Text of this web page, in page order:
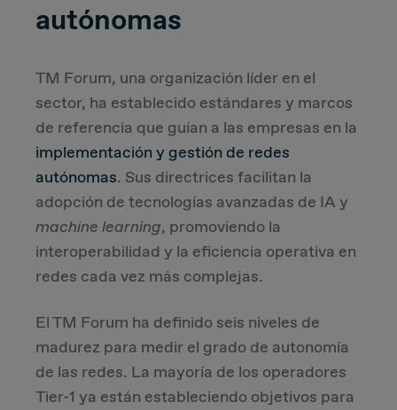
autónomas
TM Forum, una organización líder en el
sector, ha establecido estándares y marcos
de referencia que guían a las empresas en la
implementación y gestión de redes
autónomas. Sus directrices facilitan la
adopción de tecnologías avanzadas de IA y
machine learning, promoviendo la
interoperabilidad y la eficiencia operativa en
redes cada vez más complejas.
El TM Forum ha definido seis niveles de
madurez para medir el grado de autonomía
de las redes. La mayoría de los operadores
Tier-1 ya están estableciendo objetivos para